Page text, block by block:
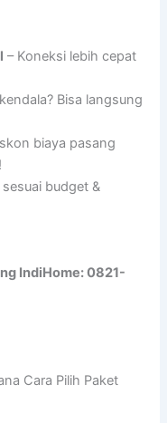
– Koneksi lebih cepat
Bisa langsung
biaya pasang
budget &
IndiHome: 0821-
Cara Pilih Paket